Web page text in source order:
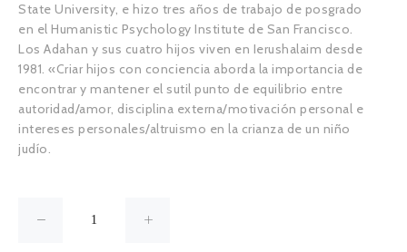
State University, e hizo tres años de trabajo de posgrado
en el Humanistic Psychology Institute de San Francisco.
Los Adahan y sus cuatro hijos viven en Ierushalaim desde
1981. «Criar hijos con conciencia aborda la importancia de
encontrar y mantener el sutil punto de equilibrio entre
autoridad/amor, disciplina externa/motivación personal e
intereses personales/altruismo en la crianza de un niño
judío.